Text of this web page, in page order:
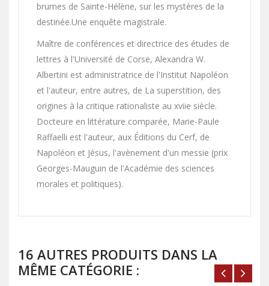
brumes de Sainte-Hélène, sur les mystères de la
destinée.Une enquête magistrale.
Maître de conférences et directrice des études de
lettres à l'Université de Corse, Alexandra W.
Albertini est administratrice de l'Institut Napoléon
et l'auteur, entre autres, de La superstition, des
origines à la critique rationaliste au xviie siècle.
Docteure en littérature comparée, Marie-Paule
Raffaelli est l'auteur, aux Éditions du Cerf, de
Napoléon et Jésus, l'avènement d'un messie (prix
Georges-Mauguin de l'Académie des sciences
morales et politiques).
16 AUTRES PRODUITS DANS LA
MÊME CATÉGORIE :